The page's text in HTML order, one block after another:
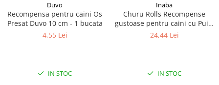
Duvo
Recompensa pentru caini Os
Presat Duvo 10 cm - 1 bucata
4,55 Lei
IN STOC
Inaba
Churu Rolls Recompense
gustoase pentru caini cu Pui 8
x 12 g
24,44 Lei
IN STOC